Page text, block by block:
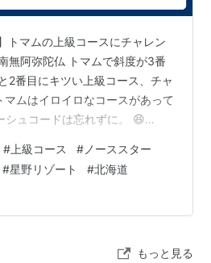
マムの上級コースにチャレン
無阿弥陀仏 トマムで斜度が3番
2番目にキツい上級コース、チャ
ムはイロイロなコースがあって
シュコードは忘れずに。 😆
Skiskates のヤバい偽物が出
正規サイトでどうぞ。
www.skiskates.com/
# 上級コース # ノーススター
#星野リゾート #北海道
もっと見る